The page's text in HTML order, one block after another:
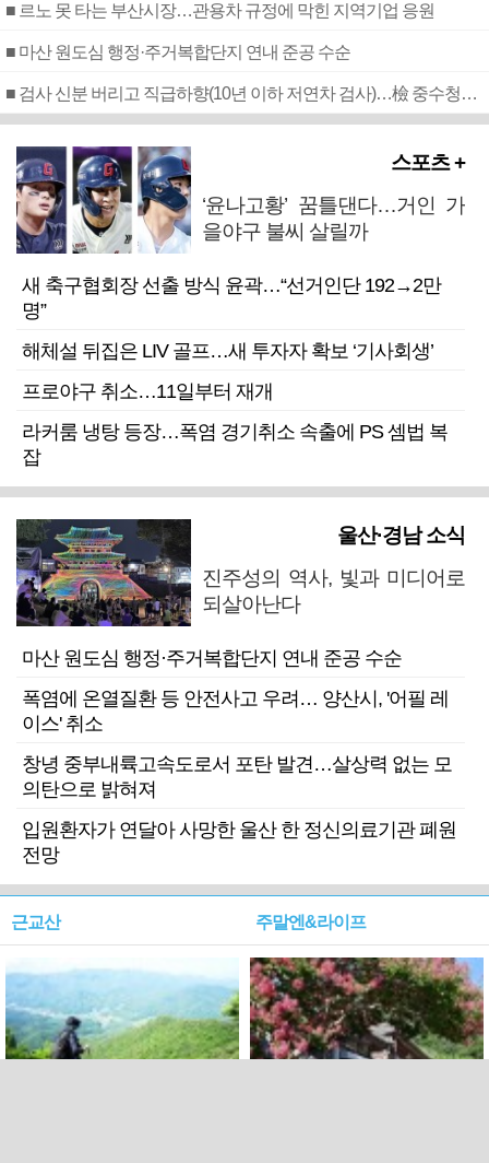
■ 르노 못 타는 부산시장…관용차 규정에 막힌 지역기업 응원
■ 마산 원도심 행정·주거복합단지 연내 준공 수순
■ 검사 신분 버리고 직급하향(10년 이하 저연차 검사)…檢 중수청행 기피
스포츠 +
‘윤나고황’ 꿈틀댄다…거인 가
을야구 불씨 살릴까
새 축구협회장 선출 방식 윤곽…“선거인단 192→2만
명”
해체설 뒤집은 LIV 골프…새 투자자 확보 ‘기사회생’
프로야구 취소…11일부터 재개
라커룸 냉탕 등장…폭염 경기취소 속출에 PS 셈법 복
잡
울산·경남 소식
진주성의 역사, 빛과 미디어로
되살아난다
마산 원도심 행정·주거복합단지 연내 준공 수순
폭염에 온열질환 등 안전사고 우려… 양산시, '어필 레
이스' 취소
창녕 중부내륙고속도로서 포탄 발견…살상력 없는 모
의탄으로 밝혀져
입원환자가 연달아 사망한 울산 한 정신의료기관 폐원
전망
근교산 주말엔&라이프